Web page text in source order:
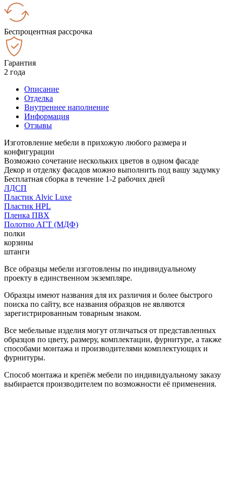
Беспроцентная рассрочка
Гарантия
2 года
Описание
Отделка
Внутреннее наполнение
Информация
Отзывы
Изготовление мебели в прихожую любого размера и
конфигурации
Возможно сочетание нескольких цветов в одном фасаде
Декор и отделку фасадов можно выполнить под вашу задумку
Бесплатная сборка в течение 1-2 рабочих дней
ЛДСП
Пластик Alvic Luxe
Пластик HPL
Пленка ПВХ
Полотно АГТ (МДФ)
полки
корзины
штанги
Все образцы мебели изготовлены по индивидуальному
проекту в единственном экземпляре.
Образцы имеют названия для их различия и более быстрого
поиска по сайту, все названия образцов не являются
зарегистрированным товарным знаком.
Все мебельные изделия могут отличаться от представленных
образцов по цвету, размеру, комплектации, фурнитуре, а также
способами монтажа и производителями комплектующих и
фурнитуры.
Способ монтажа и крепёж мебели по индивидуальному заказу
выбирается производителем по возможности её применения.